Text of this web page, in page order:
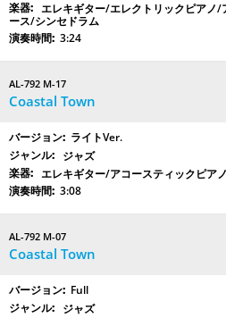
エレキギター/エレクトリックピアノ
ース/シンセドラム
3:24
AL-792 M-17
Coastal Town
ライトVer.
ジャズ
エレキギター/アコースティックピア
3:08
AL-792 M-07
Coastal Town
Full
ジャズ